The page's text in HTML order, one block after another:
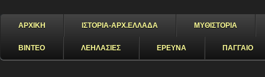
ΑΡΧΙΚΗ ΙΣΤΟΡΙΑ-ΑΡΧ.ΕΛΛΑΔΑ ΜΥΘΙΣΤΟΡΙΑ
ΒΙΝΤΕΟ ΛΕΗΛΑΣΙΕΣ ΕΡΕΥΝΑ ΠΑΓΓΑΙΟ